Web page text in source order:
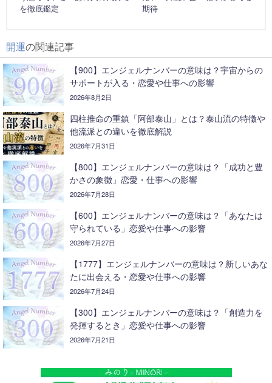
を徹底鑑定
期待
開運の関連記事
【900】エンジェルナンバーの意味は？宇宙からの
サポートが入る・恋愛や仕事への影響
2026年8月2日
四柱推命の重鎮「阿部泰山」とは？泰山流の特徴や
他流派との違いを徹底解説
2026年7月31日
【800】エンジェルナンバーの意味は？「成功と豊
かさの象徴」恋愛・仕事への影響
2026年7月28日
【600】エンジェルナンバーの意味は？「あなたは
守られている」恋愛や仕事への影響
2026年7月27日
【1777】エンジェルナンバーの意味は？新しいあな
たに出会える・恋愛や仕事への影響
2026年7月24日
【300】エンジェルナンバーの意味は？「創造力を
発揮するとき」恋愛や仕事への影響
2026年7月21日